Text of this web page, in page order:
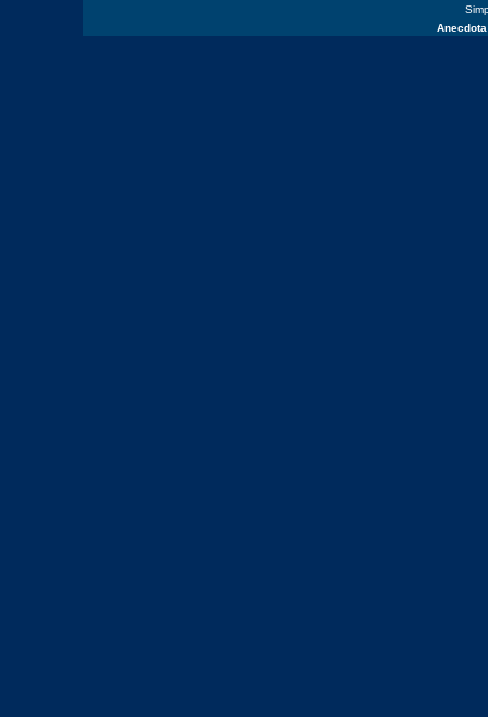
Anecdota